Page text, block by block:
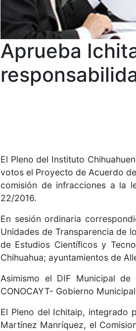
Aprueba
El Pleno del Instituto
votos el Proyecto de Acuerdo
comisión de infracciones a la
22/2016.
En sesión ordinaria
Unidades de Transparencia de
de Estudios Científicos y
Chihuahua; ayuntamientos de
Asimismo el DIF Municipal
CONOCAYT- Gobierno
El Pleno del Ichitaip, integrado
Martínez Manríquez, el